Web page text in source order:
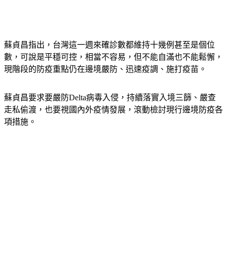
蘇貞昌指出，台灣這一週來確診數都維持十幾例甚至是個位
數，可說是平穩可控，相當不容易，但不能自滿也不能鬆懈，
現階段的防疫重點仍在邊境嚴防、迅速疫調、施打疫苗。
蘇貞昌要求要嚴防Delta病毒入侵，持續落實入境三篩、嚴查
走私偷渡，也要視國內外疫情發展，滾動檢討現行邊境防疫各
項措施。